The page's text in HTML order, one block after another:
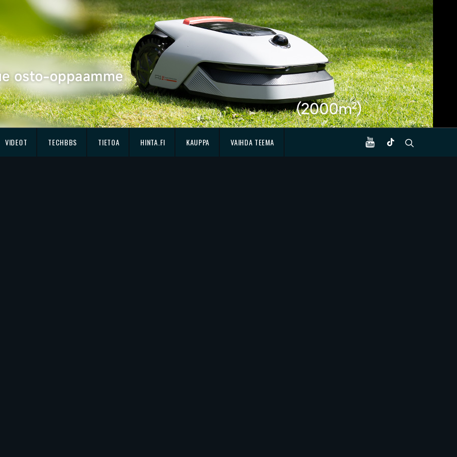
VIDEOT TECHBBS TIETOA HINTA.FI KAUPPA VAIHDA TEEMA